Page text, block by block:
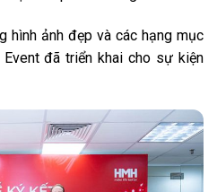
hình ảnh đẹp và các hạng mục
đã triển khai cho sự kiện